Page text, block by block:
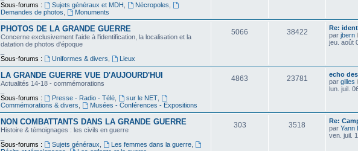
Sous-forums :
Sujets généraux et MDH Nécropoles
Demandes de photos
Monuments
PHOTOS DE LA GRANDE GUERRE
Concerne exclusivement l'aide à l'identification, la localisation et la
datation de photos d'époque
Sous-forums :
Uniformes & divers Lieux
5066 38422
Re:
par jbern
jeu. août
LA GRANDE GUERRE VUE D'AUJOURD'HUI
Actualités 14-18 - commémorations
Sous-forums :
Presse - Radio - Télé, sur le NET,
Commémorations & divers
Musées - Conférences - Expositions
4863 23781
echo
par gilles
lun. juil.
NON COMBATTANTS DANS LA GRANDE GUERRE
Histoire & témoignages : les civils en guerre
Sous-forums :
Sujets généraux Les femmes dans la guerre,
303 3518
Re:
par Yann
ven. juil.